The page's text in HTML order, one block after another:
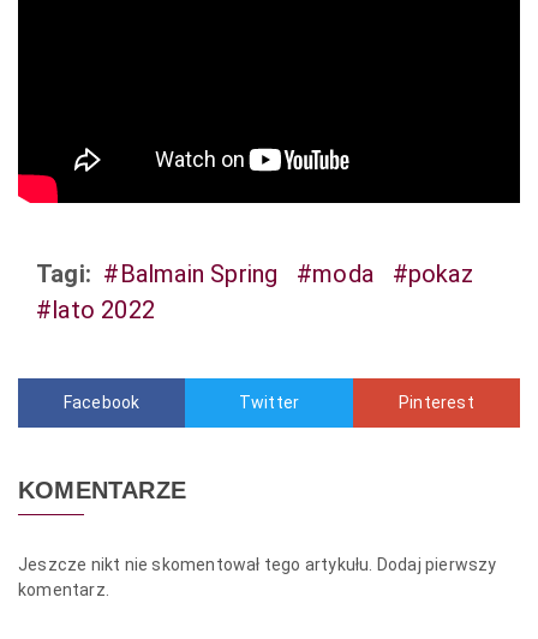
Tagi: #Balmain Spring #moda
#pokaz
#lato 2022
Facebook Twitter Pinterest
KOMENTARZE
Jeszcze nikt nie skomentował tego artykułu. Dodaj pierwszy
komentarz.